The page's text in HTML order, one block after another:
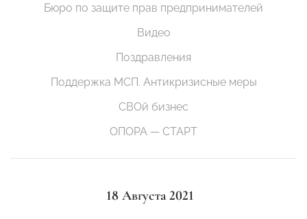
Бюро по защите прав предпринимателей
Видео
Поздравления
Поддержка МСП. Антикризисные меры
СВОй бизнес
ОПОРА — СТАРТ
18 Августа 2021